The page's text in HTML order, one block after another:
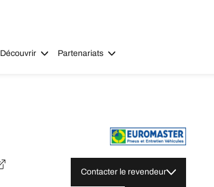
Découvrir Partenariats
Contacter le revendeur